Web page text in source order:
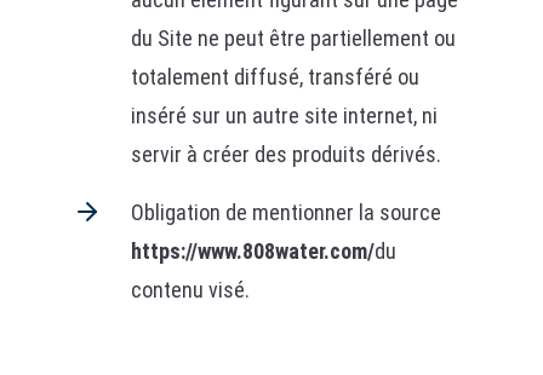
du Site ne peut être partiellement ou
totalement diffusé, transféré ou
inséré sur un autre site internet, ni
servir à créer des produits dérivés.
Obligation de mentionner la source
https://www.808water.com/du
contenu visé.